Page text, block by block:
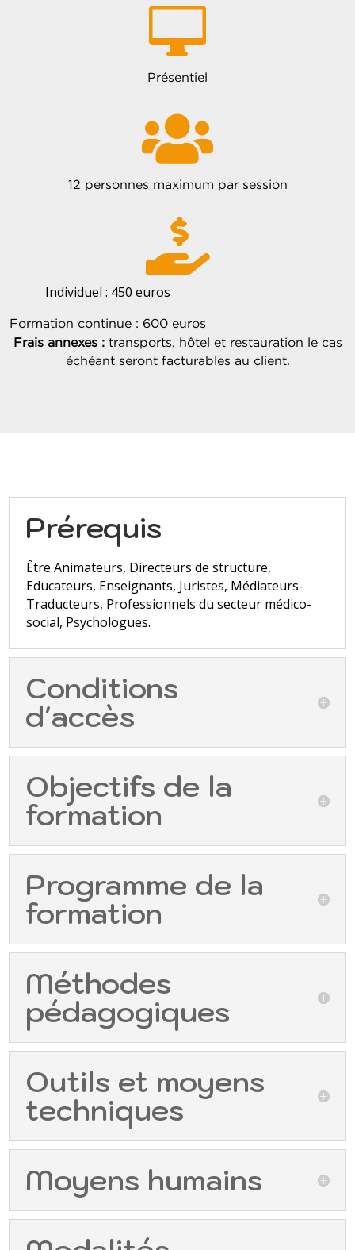

Présentiel

12 personnes maximum par session

Individuel : 450 euros
Formation continue : 600 euros
Frais annexes : transports, hôtel et restauration le cas
échéant seront facturables au client.
Prérequis
Être Animateurs, Directeurs de structure,
Educateurs, Enseignants, Juristes, Médiateurs-
Traducteurs, Professionnels du secteur médico-
social, Psychologues.
Conditions
d'accès
Objectifs de la
formation
Programme de la
formation
Méthodes
pédagogiques
Outils et moyens
techniques
Moyens humains